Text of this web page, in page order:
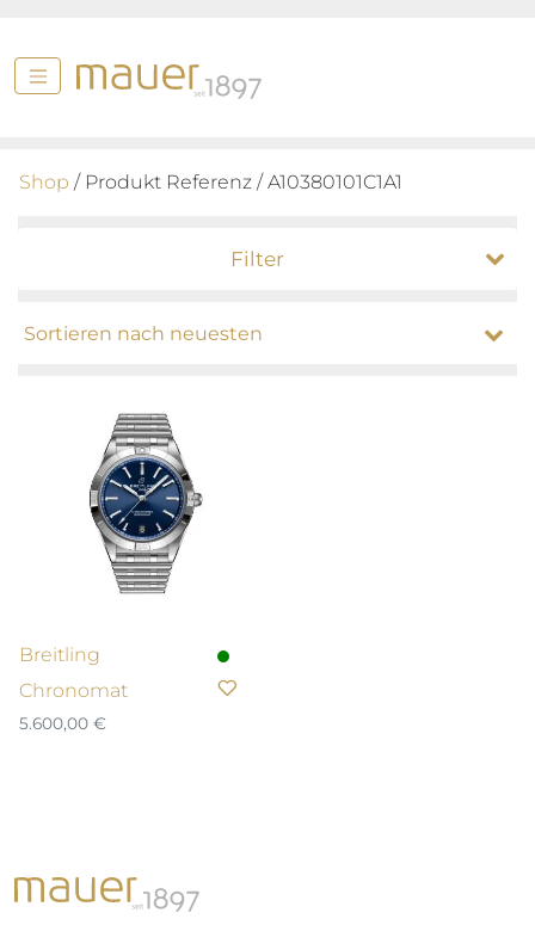
Shop / Produkt Referenz / A10380101C1A1
Filter
Breitling
Chronomat
5.600,00 €